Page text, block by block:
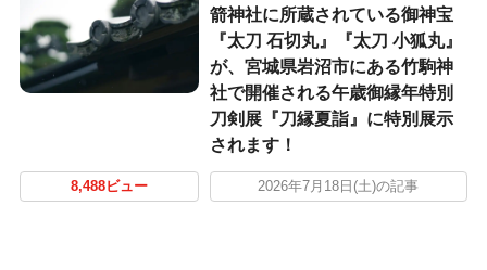
箭神社に所蔵されている御神宝
『太刀 石切丸』『太刀 小狐丸』
が、宮城県岩沼市にある竹駒神
社で開催される午歳御縁年特別
刀剣展『刀縁夏詣』に特別展示
されます！
8,488ビュー 2026年7月18日(土)の記事